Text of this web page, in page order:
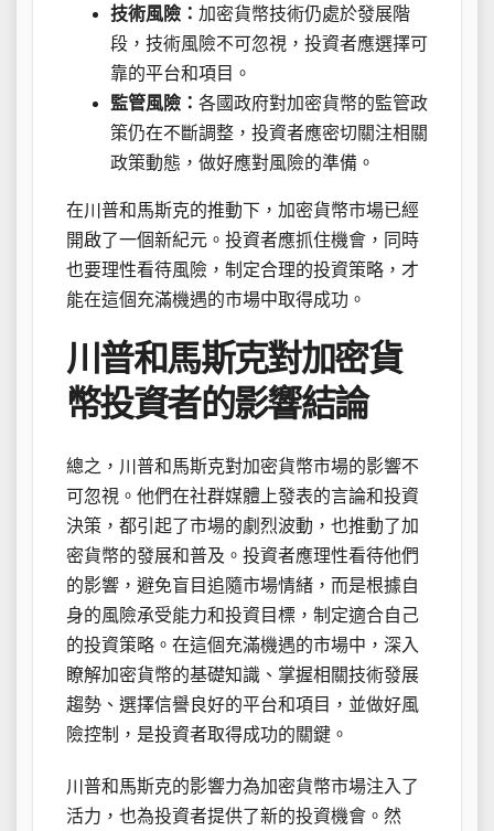
技術風險： 加密貨幣技術仍處於發展階
段，技術風險不可忽視，投資者應選擇可
靠的平台和項目。
監管風險： 各國政府對加密貨幣的監管政
策仍在不斷調整，投資者應密切關注相關
政策動態，做好應對風險的準備。
在川普和馬斯克的推動下，加密貨幣市場已經
開啟了一個新紀元。投資者應抓住機會，同時
也要理性看待風險，制定合理的投資策略，才
能在這個充滿機遇的市場中取得成功。
川普和馬斯克對加密貨
幣投資者的影響結論
總之，川普和馬斯克對加密貨幣市場的影響不
可忽視。他們在社群媒體上發表的言論和投資
決策，都引起了市場的劇烈波動，也推動了加
密貨幣的發展和普及。投資者應理性看待他們
的影響，避免盲目追隨市場情緒，而是根據自
身的風險承受能力和投資目標，制定適合自己
的投資策略。在這個充滿機遇的市場中，深入
瞭解加密貨幣的基礎知識、掌握相關技術發展
趨勢、選擇信譽良好的平台和項目，並做好風
險控制，是投資者取得成功的關鍵。
川普和馬斯克的影響力為加密貨幣市場注入了
活力，也為投資者提供了新的投資機會。然